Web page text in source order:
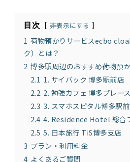
目次 非表示にする
1 荷物預かりサービスecbo
ク）とは？
2 博多駅周辺のおすすめ荷物預
2.1 1. サイバック 博多駅前店
2.2 2. 勉強カフェ 博多プレース
2.3 3. スマホスピタル博多駅
2.4 4. Residence Hotel 総合
2.5 5. 日本旅行 TiS博多支店
3 プラン・利用料金
4 よくあるご質問